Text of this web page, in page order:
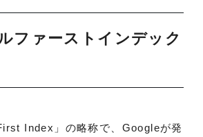
ファーストインデック
Index」の略称で、Googleが発